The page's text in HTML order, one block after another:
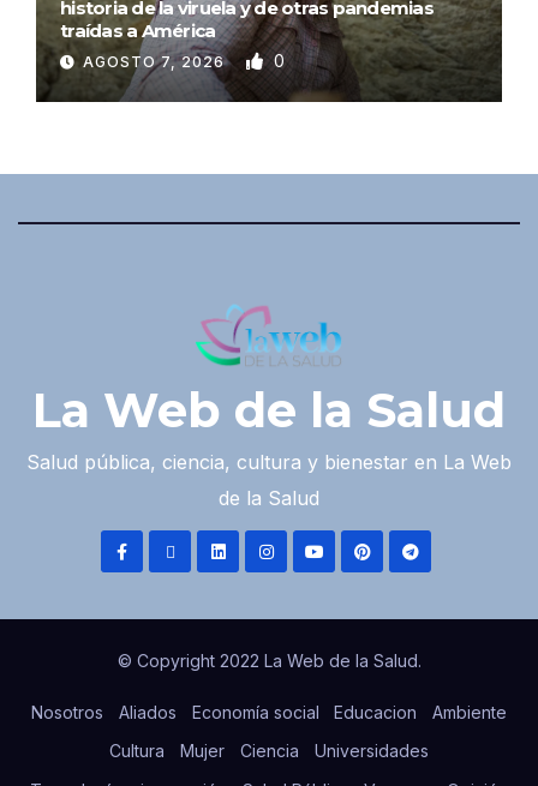
historia de la viruela y de otras pandemias
traídas a América
AGOSTO 7, 2026 0
La Web de la Salud
Salud pública, ciencia, cultura y bienestar en La Web
de la Salud
© Copyright 2022 La Web de la Salud.
Nosotros Aliados Economía social Educacion
Ambiente
Cultura
Mujer Ciencia
Universidades